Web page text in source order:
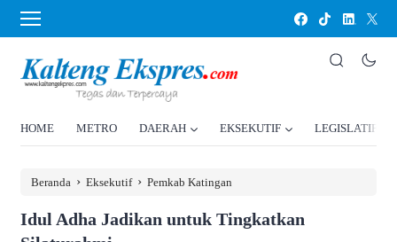
HOME METRO DAERAH EKSEKUTIF LEGISLATIF
Beranda › Eksekutif › Pemkab Katingan
Idul Adha Jadikan untuk Tingkatkan